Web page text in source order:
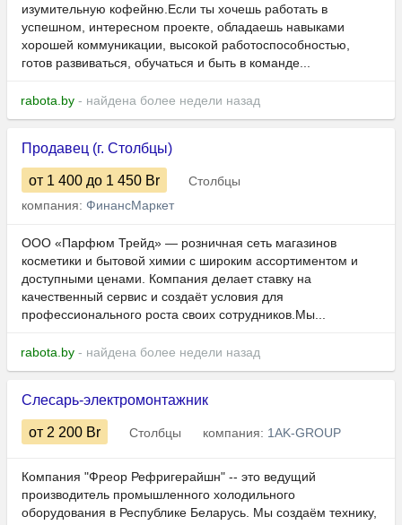
изумительную кофейню.Если ты хочешь работать в
успешном, интересном проекте, обладаешь навыками
хорошей коммуникации, высокой работоспособностью,
готов развиваться, обучаться и быть в команде...
rabota.by - найдена более недели назад
Продавец (г. Столбцы)
от 1 400 до 1 450 Br
Столбцы
компания: ФинансМаркет
ООО «Парфюм Трейд» — розничная сеть магазинов
косметики и бытовой химии с широким ассортиментом и
доступными ценами. Компания делает ставку на
качественный сервис и создаёт условия для
профессионального роста своих сотрудников.Мы...
rabota.by - найдена более недели назад
Слесарь-электромонтажник
от 2 200 Br Столбцы компания: 1AK-GROUP
Компания "Фреор Рефригерайшн" -- это ведущий
производитель промышленного холодильного
оборудования в Республике Беларусь. Мы создаём технику,